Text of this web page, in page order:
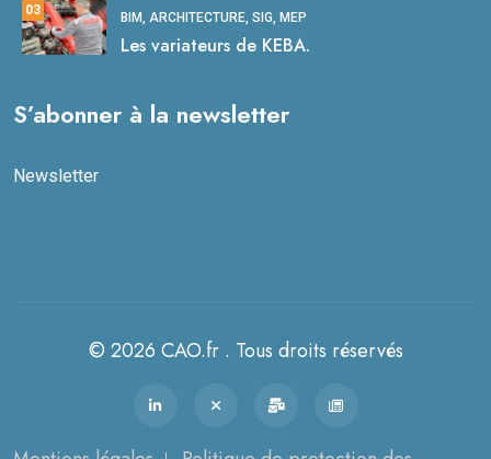
03 BIM, ARCHITECTURE, SIG, MEP
Les variateurs de KEBA.
S’abonner à la newsletter
Newsletter
© 2026 CAO.fr . Tous droits réservés